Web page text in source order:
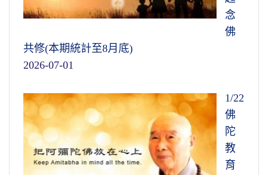
念
佛
共修(本期統計至8月底)
2026-07-01
1/22
佛
陀
教
育